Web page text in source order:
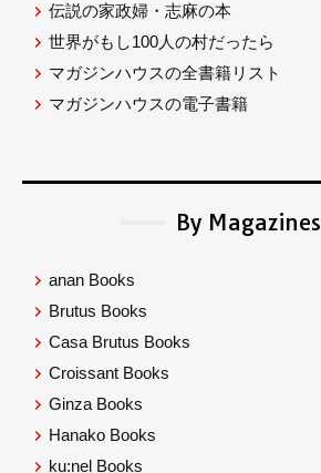
伝説の家政婦・志麻の本
世界がもし100人の村だったら
マガジンハウスの全書籍リスト
マガジンハウスの電子書籍
By Magazines
anan Books
Brutus Books
Casa Brutus Books
Croissant Books
Ginza Books
Hanako Books
ku:nel Books